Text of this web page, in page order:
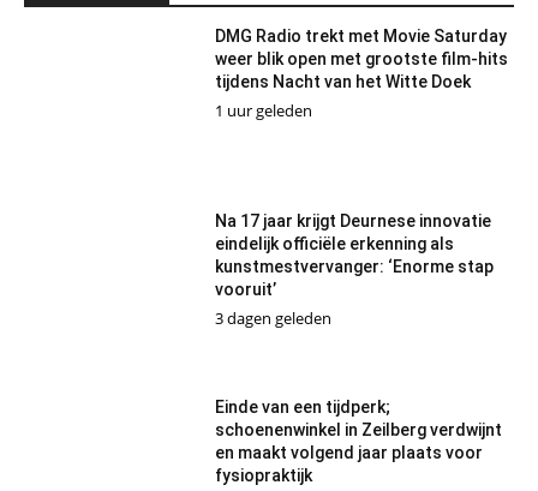
DMG Radio trekt met Movie Saturday
weer blik open met grootste film-hits
tijdens Nacht van het Witte Doek
1 uur geleden
Na 17 jaar krijgt Deurnese innovatie
eindelijk officiële erkenning als
kunstmestvervanger: ‘Enorme stap
vooruit’
3 dagen geleden
Einde van een tijdperk;
schoenenwinkel in Zeilberg verdwijnt
en maakt volgend jaar plaats voor
fysiopraktijk